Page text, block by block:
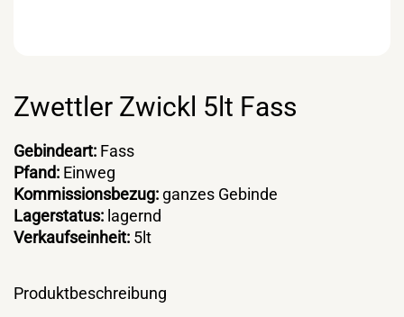
Zwettler Zwickl 5lt Fass
Gebindeart: Fass
Pfand: Einweg
Kommissionsbezug: ganzes Gebinde
Lagerstatus: lagernd
Verkaufseinheit: 5lt
Produktbeschreibung